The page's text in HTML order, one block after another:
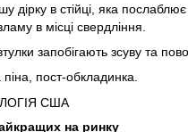
дірку в стійці, яка послаблює
в місці свердління.
запобігають зсуву та
піна, пост-обкладинка.
США
на ринку